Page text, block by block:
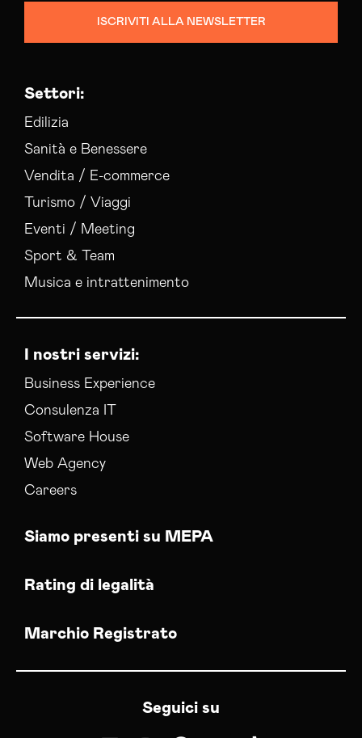
ISCRIVITI ALLA NEWSLETTER
Settori:
Edilizia
Sanità e Benessere
Vendita / E-commerce
Turismo / Viaggi
Eventi / Meeting
Sport & Team
Musica e intrattenimento
I nostri servizi:
Business Experience
Consulenza IT
Software House
Web Agency
Careers
Siamo presenti su MEPA
Rating di legalità
Marchio Registrato
Seguici su